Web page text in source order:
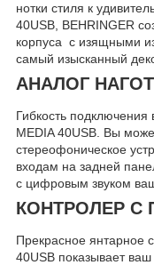
нотки стиля к
40USB, BEHRINGER
корпуса с изящными
самый изысканный
АНАЛОГ
Гибкость
MEDIA 40USB. Вы
стереофоническое
входам на задней
с цифровым звуком
КОНТРОЛЕР С
Прекрасное янтарное
40USB показывает